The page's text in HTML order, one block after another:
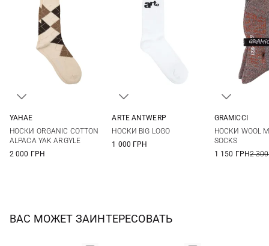
YAHAE
НОСКИ ORGANIC COTTON
ALPACA YAK ARGYLE
2 000 ГРН
ARTE ANTWERP
НОСКИ BIG LOGO
1 000 ГРН
GRAMICCI
НОСКИ WOOL
SOCKS
1 150 ГРН2
ВАС МОЖЕТ ЗАИНТЕРЕСОВАТЬ